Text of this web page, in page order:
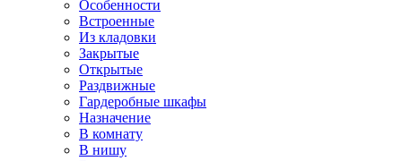
Особенности
Встроенные
Из кладовки
Закрытые
Открытые
Раздвижные
Гардеробные шкафы
Назначение
В комнату
В нишу